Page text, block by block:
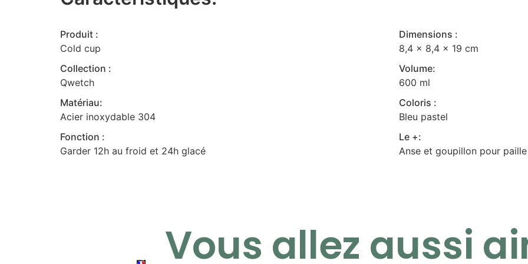
Produit :
Cold cup
Dimensions :
8,4 x 8,4 x 19 cm
Collection :
Qwetch
Volume:
600 ml
Matériau:
Acier inoxydable 304
Coloris :
Bleu pastel
Fonction :
Garder 12h au froid et 24h glacé
Le +:
Anse et goupillon pour
Vous allez aussi